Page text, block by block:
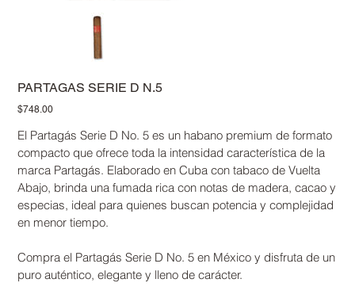
PARTAGAS SERIE D N.5
Precio
$748.00
El Partagás Serie D No. 5 es un habano premium de formato
compacto que ofrece toda la intensidad característica de la
marca Partagás. Elaborado en Cuba con tabaco de Vuelta
Abajo, brinda una fumada rica con notas de madera, cacao y
especias, ideal para quienes buscan potencia y complejidad
en menor tiempo.
Compra el Partagás Serie D No. 5 en México y disfruta de un
puro auténtico, elegante y lleno de carácter.